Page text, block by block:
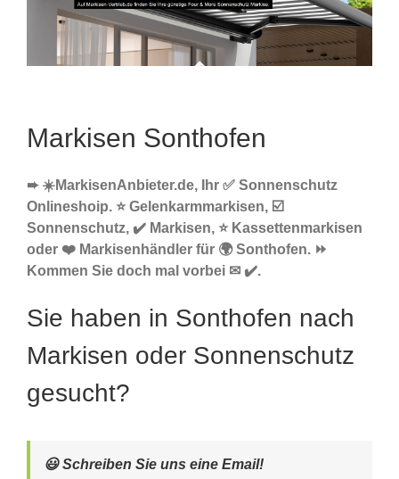
Markisen Sonthofen
➨ ☀️MarkisenAnbieter.de, Ihr ✅ Sonnenschutz
Onlineshoip. ⭐ Gelenkarmmarkisen, ☑️
Sonnenschutz, ✔️ Markisen, ⭐ Kassettenmarkisen
oder ❤️ Markisenhändler für 🌍 Sonthofen. ⏩
Kommen Sie doch mal vorbei ✉ ✔️.
Sie haben in Sonthofen nach
Markisen oder Sonnenschutz
gesucht?
😃 Schreiben Sie uns eine Email!